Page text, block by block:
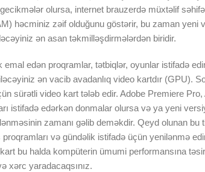
olursa, internet brauzerdə müxtəlif
həcminiz zəif olduğunu göstərir, bu zaman yeni
ən asan təkmilləşdirmələrdən biridir.
edən proqramlar, tətbiqlər, oyunlar istifadə
ən vacib avadanlıq video kartdır (GPU).
sürətli video kart tələb edir. Adobe Premiere
istifadə edərkən donmalar olursa və ya yeni
zamanı gəlib deməkdir. Qeyd olunan
və gündəlik istifadə üçün yenilənmə
bu halda kompüterin ümumi performansına
xərc yaradacaqsınız.